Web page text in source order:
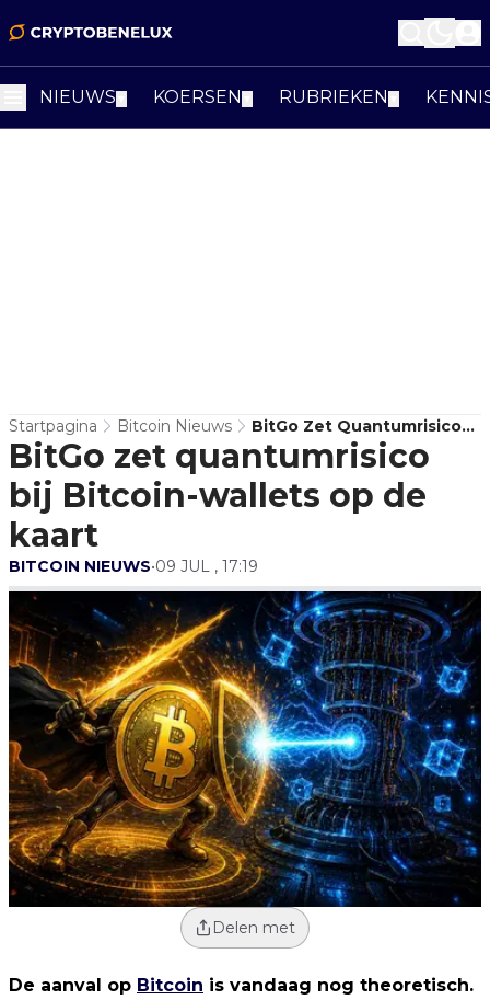
NIEUWS KOERSEN RUBRIEKEN
Startpagina Bitcoin Nieuws
BitGo Zet Quantumrisico
Bij Bitcoin-Wallets Op De
Kaart
BitGo zet quantumrisico
bij Bitcoin-wallets op de
kaart
BITCOIN NIEUWS•09 JUL , 17:19
Delen met
De aanval op Bitcoin is vandaag nog theoretisch.